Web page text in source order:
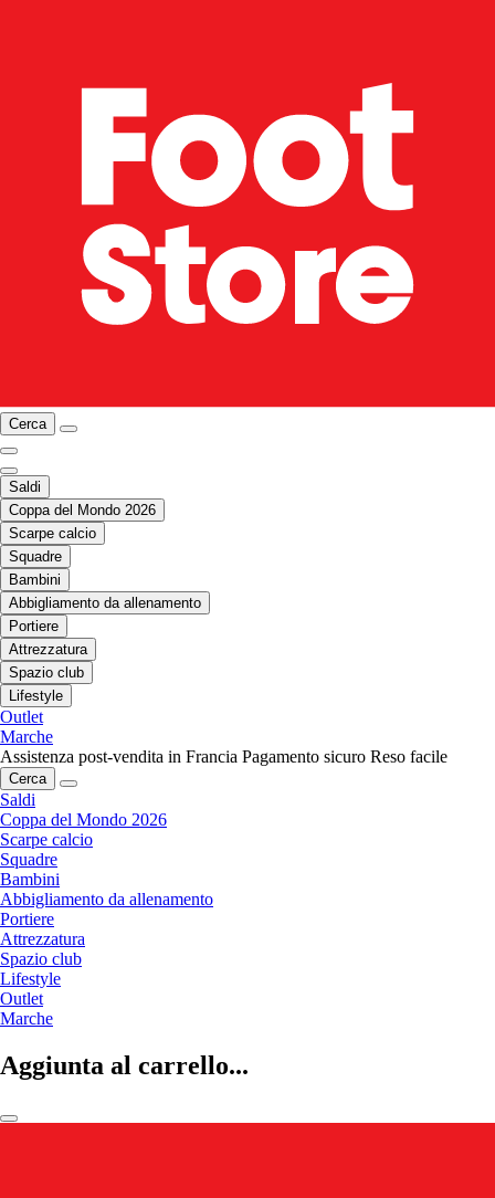
Cerca
Saldi
Coppa del Mondo 2026
Scarpe calcio
Squadre
Bambini
Abbigliamento da allenamento
Portiere
Attrezzatura
Spazio club
Lifestyle
Outlet
Marche
Assistenza post-vendita in Francia Pagamento sicuro Reso facile
Cerca
Saldi
Coppa del Mondo 2026
Scarpe calcio
Squadre
Bambini
Abbigliamento da allenamento
Portiere
Attrezzatura
Spazio club
Lifestyle
Outlet
Marche
Aggiunta al carrello...